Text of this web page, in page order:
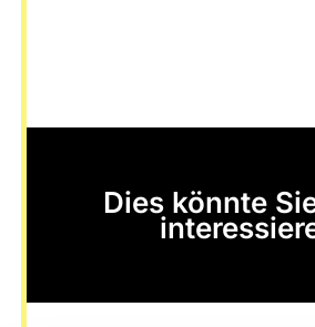
Dies könnte